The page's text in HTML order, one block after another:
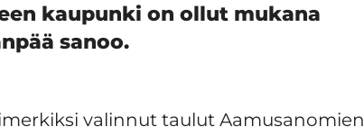
kaupunki on ollut mukana
sanoo.
valinnut taulut Aamusanomien